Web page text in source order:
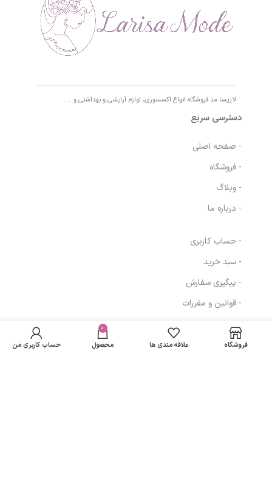
لاریسا مد فروشگاه انواع اکسسوری، لوازم آرایشی و بهداشتی و … .
دسترسی سریع
- صفحه اصلی
- فروشگاه
- وبلاگ
- درباره ما
- حساب کاربری
- سبد خرید
- پیگیری سفارش
- قوانین و مقررات
مسیرهای ارتباطی
کیت تمیز کننده
هندزفری و هدفون
تومان
فروشگاه علاقه مندی ها
0
محصول حساب کاربری من